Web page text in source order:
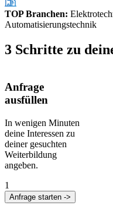
TOP Branchen:
Automatisierungstechnik
3 Schritte zu
Anfrage
ausfüllen
In wenigen Minuten
deine Interessen zu
deiner gesuchten
Weiterbildung
angeben.
1
Anfrage starten ->